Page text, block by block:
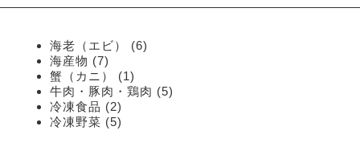
海老（エビ） 66
商
海産物 77
個
の
商
品
蟹（カニ） 11
個
牛肉・豚肉・鶏肉 55
冷凍食品 22
個
冷凍野菜 55